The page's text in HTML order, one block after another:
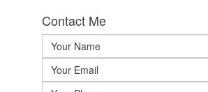
Contact Me